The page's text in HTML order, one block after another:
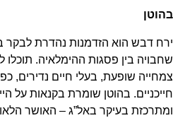
בהוטן
ירח דבש הוא הזדמנות נהדרת לבקר
שחבויה בין פסגות ההימלאיה. תוכלו
צמחייה שופעת, בעלי חיים נדירים,
חייכניים. בהוטן שומרת בקנאות על
ומתרכזת בעיקר באל”ג – האושר